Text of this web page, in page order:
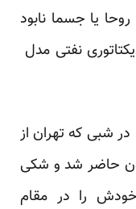
یا جسما نابود
نفتی مدل
بی مخ کودتای ۲۲ تیر ۱۳۸۸، در شبی که تهران از
حاضر شد و شکی
را در مقام